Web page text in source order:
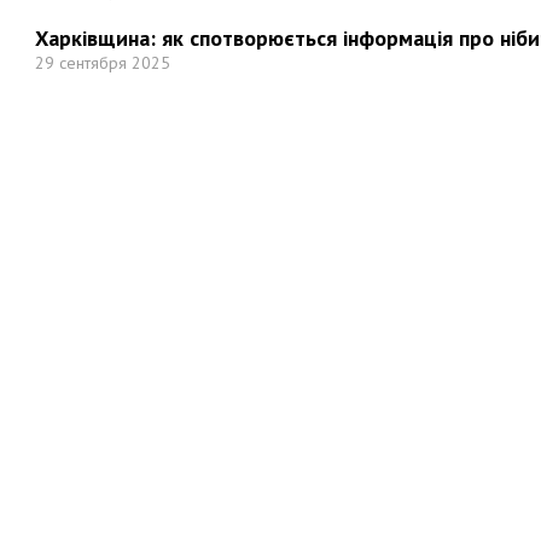
Харківщина: як спотворюється інформація про
29 сентября 2025